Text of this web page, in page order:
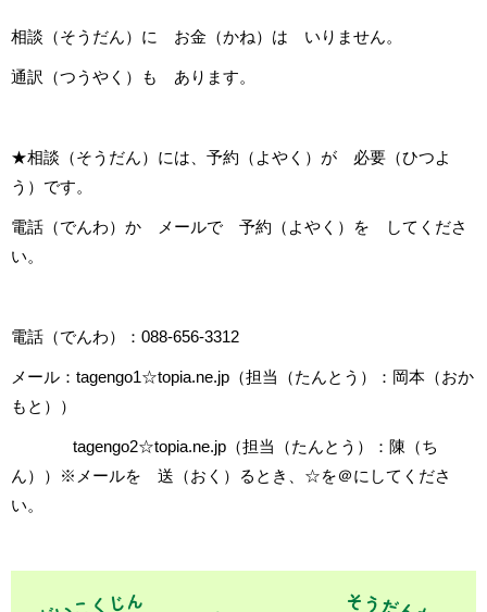
相談（そうだん）に お金（かね）は いりません。
通訳（つうやく）も あります。
★相談（そうだん）には、予約（よやく）が 必要（ひつよ
う）です。
電話（でんわ）か メールで 予約（よやく）を してくださ
い。
電話（でんわ）：088-656-3312
メール：tagengo1☆topia.ne.jp（担当（たんとう）：岡本（おか
もと））
tagengo2☆topia.ne.jp（担当（たんとう）：陳（ち
ん））※メールを 送（おく）るとき、☆を＠にしてくださ
い。